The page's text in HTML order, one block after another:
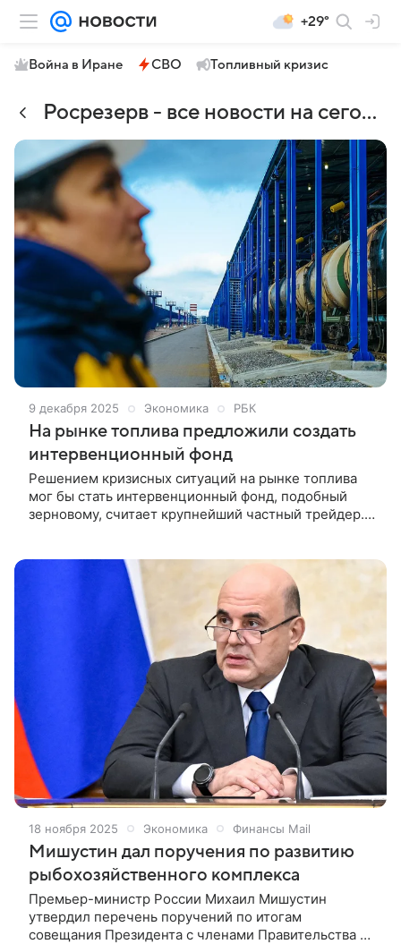
+29°
Война в Иране СВО Топливный кризис
Росрезерв - все новости на сегодня
9 декабря 2025 Экономика РБК
На рынке топлива предложили создать
интервенционный фонд
Решением кризисных ситуаций на рынке топлива
мог бы стать интервенционный фонд, подобный
зерновому, считает крупнейший частный трейдер.
18 ноября 2025 Экономика Финансы Mail
Мишустин дал поручения по развитию
рыбохозяйственного комплекса
Премьер-министр России Михаил Мишустин
утвердил перечень поручений по итогам
совещания Президента с членами Правительства о